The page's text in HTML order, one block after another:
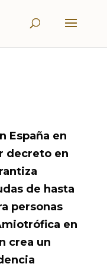
España en
decreto en
de hasta
personas
en
crea un